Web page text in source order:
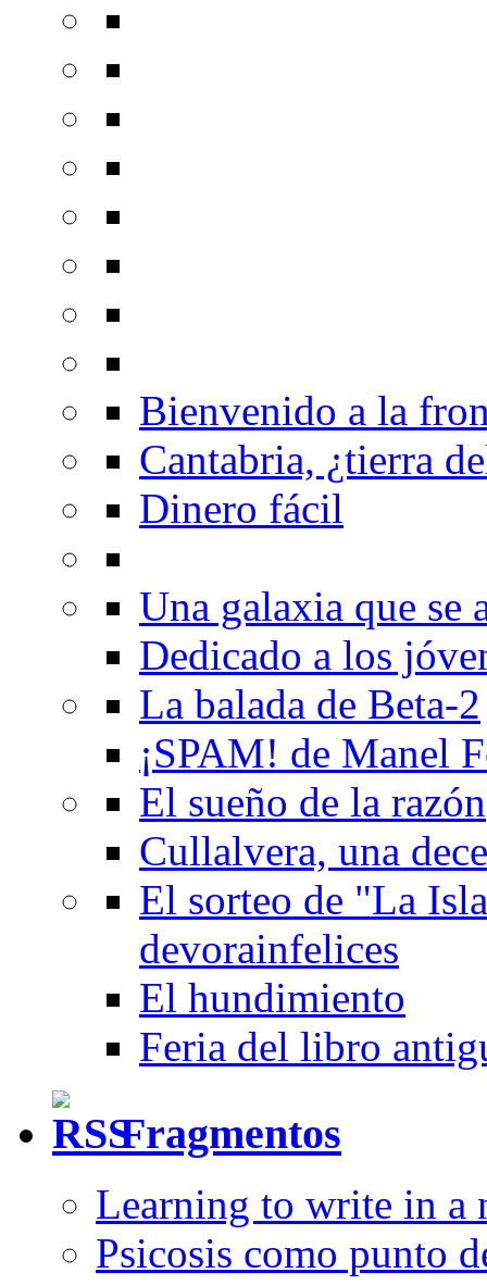
Bienvenido a la
Cantabria, ¿tierra
Dinero fácil
Una galaxia que se
Dedicado a los
La balada de Beta-2
¡SPAM! de Manel
El sueño de la razón
Cullalvera, una
El sorteo de "La
devorainfelices
El hundimiento
Feria del libro
Fragmentos
Learning to write in a
Psicosis como punto